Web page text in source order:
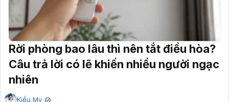
Rời phòng bao lâu thì nên tắt điều hòa?
Câu trả lời có lẽ khiến nhiều người ngạc
nhiên
Kiều My